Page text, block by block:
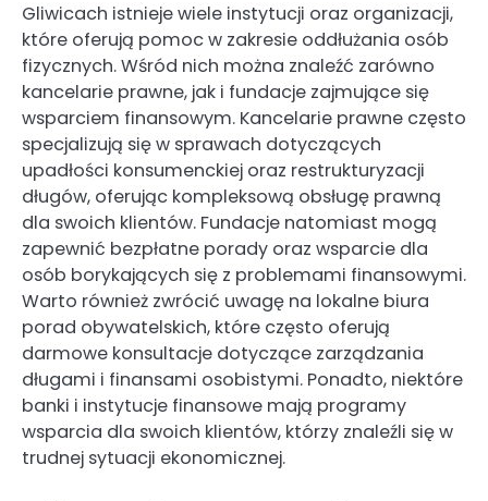
Gliwicach istnieje wiele instytucji oraz organizacji,
które oferują pomoc w zakresie oddłużania osób
fizycznych. Wśród nich można znaleźć zarówno
kancelarie prawne, jak i fundacje zajmujące się
wsparciem finansowym. Kancelarie prawne często
specjalizują się w sprawach dotyczących
upadłości konsumenckiej oraz restrukturyzacji
długów, oferując kompleksową obsługę prawną
dla swoich klientów. Fundacje natomiast mogą
zapewnić bezpłatne porady oraz wsparcie dla
osób borykających się z problemami finansowymi.
Warto również zwrócić uwagę na lokalne biura
porad obywatelskich, które często oferują
darmowe konsultacje dotyczące zarządzania
długami i finansami osobistymi. Ponadto, niektóre
banki i instytucje finansowe mają programy
wsparcia dla swoich klientów, którzy znaleźli się w
trudnej sytuacji ekonomicznej.